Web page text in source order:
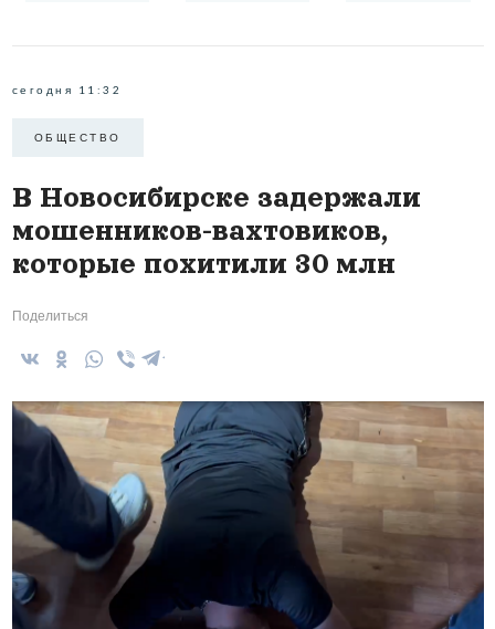
сегодня 11:32
ОБЩЕСТВО
В Новосибирске задержали
мошенников-вахтовиков,
которые похитили 30 млн
Поделиться